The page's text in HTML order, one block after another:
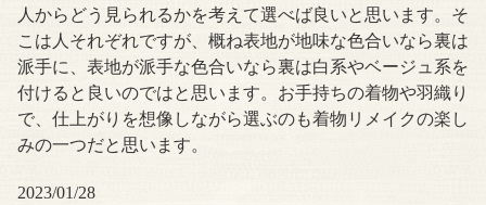
人からどう見られるかを考えて選べば良いと思います。そ
こは人それぞれですが、概ね表地が地味な色合いなら裏は
派手に、表地が派手な色合いなら裏は白系やベージュ系を
付けると良いのではと思います。お手持ちの着物や羽織り
で、仕上がりを想像しながら選ぶのも着物リメイクの楽し
みの一つだと思います。
2023/01/28